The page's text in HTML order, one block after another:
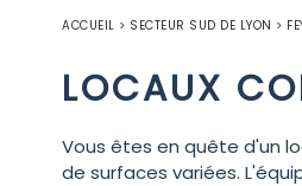
ACCUEIL > SECTEUR SUD DE LYON >
LOCAUX
Vous êtes en quête d'un
de surfaces variées.